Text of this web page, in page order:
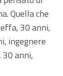
Quella che
30 anni,
ingegnere
anni,